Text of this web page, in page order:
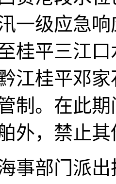
一级应急
桂平三江
江桂平邓
制。在此
外，禁止
部门派出